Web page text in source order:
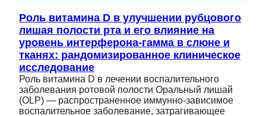
Роль витамина D в улучшении рубцового
лишая полости рта и его влияние на
уровень интерферона-гамма в слюне и
тканях: рандомизированное клиническое
исследование
Роль витамина D в лечении воспалительного
заболевания ротовой полости Оральный лишай
(OLP) — распространенное иммунно-зависимое
воспалительное заболевание, затрагивающее